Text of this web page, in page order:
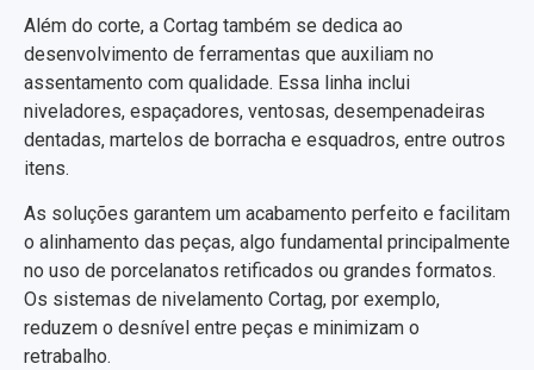
Além do corte, a Cortag também se dedica ao
desenvolvimento de ferramentas que auxiliam no
assentamento com qualidade. Essa linha inclui
niveladores, espaçadores, ventosas, desempenadeiras
dentadas, martelos de borracha e esquadros, entre outros
itens.
As soluções garantem um acabamento perfeito e facilitam
o alinhamento das peças, algo fundamental principalmente
no uso de porcelanatos retificados ou grandes formatos.
Os sistemas de nivelamento Cortag, por exemplo,
reduzem o desnível entre peças e minimizam o
retrabalho.